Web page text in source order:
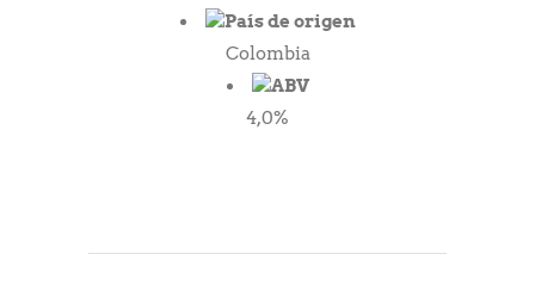
País de origen
Colombia
ABV
4,0%